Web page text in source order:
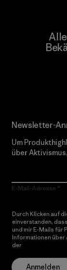
Newsletter-
Um
über
E-Mail-Adresse
Durch Klicken auf
einverstanden,
und mir E-Mails für
Informationen über
der
Anmelden